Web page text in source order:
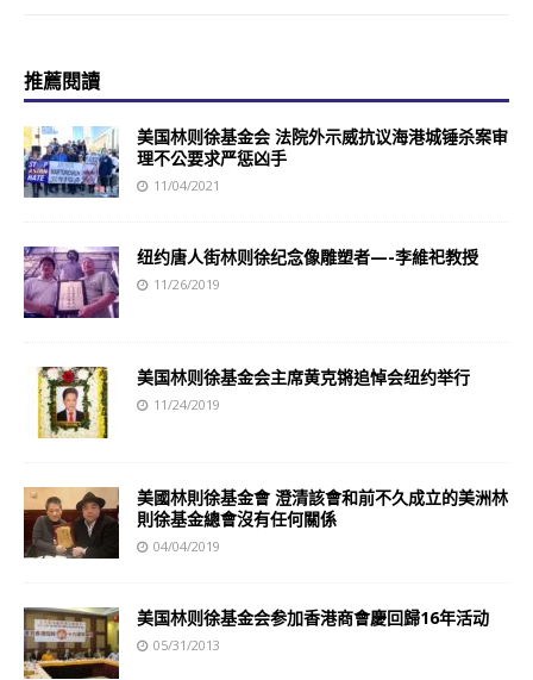
推薦閱讀
美国林则徐基金会 法院外示威抗议海港城锤杀案审
理不公要求严惩凶手
11/04/2021
纽约唐人街林则徐纪念像雕塑者—-李維祀教授
11/26/2019
美国林则徐基金会主席黄克锵追悼会纽约举行
11/24/2019
美國林則徐基金會 澄清該會和前不久成立的美洲林
則徐基金總會沒有任何關係
04/04/2019
美国林则徐基金会参加香港商會慶回歸16年活动
05/31/2013